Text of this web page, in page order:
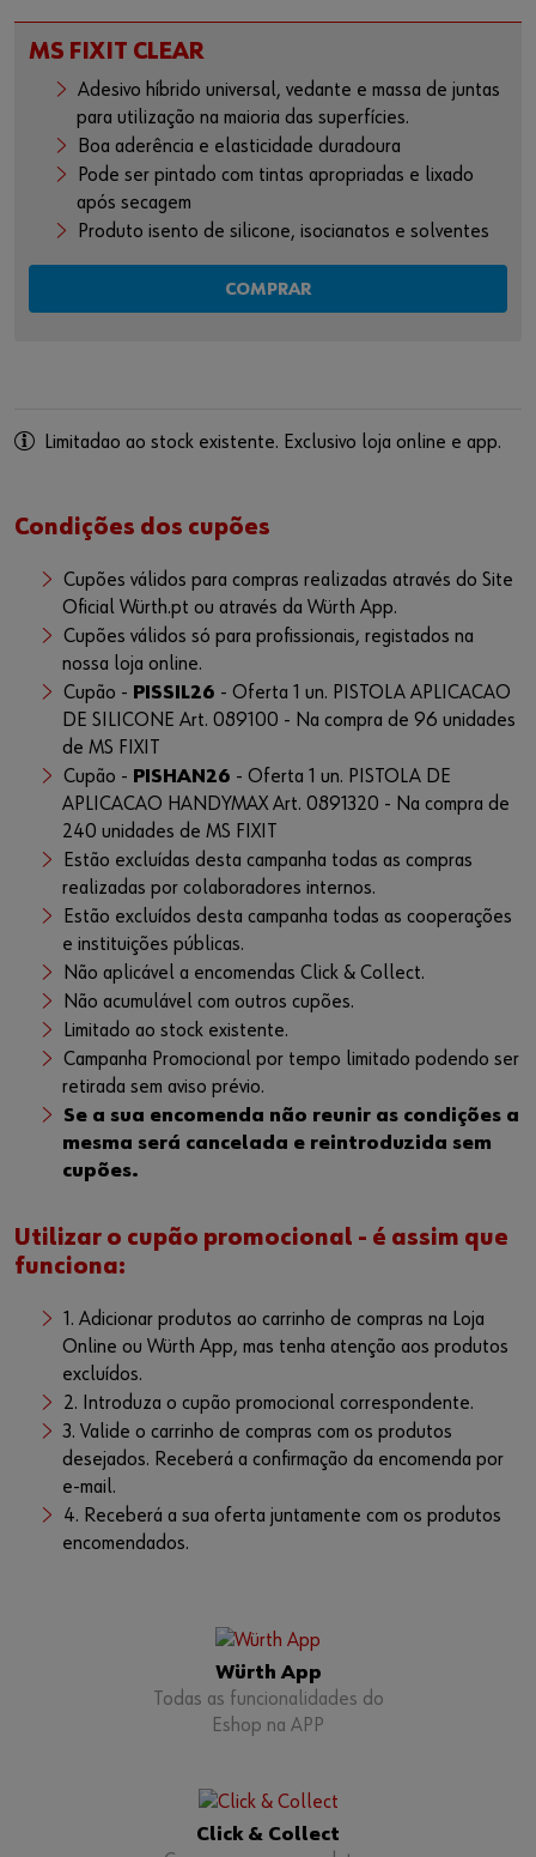
MS FIXIT CLEAR
Adesivo híbrido universal, vedante e massa de juntas
para utilização na maioria das superfícies.
Boa aderência e elasticidade duradoura
Pode ser pintado com tintas apropriadas e lixado
após secagem
Produto isento de silicone, isocianatos e solventes
COMPRAR
Limitadao ao stock existente. Exclusivo loja online e app.
Condições dos cupões
Cupões válidos para compras realizadas através do Site
Oficial Würth.pt ou através da Würth App.
Cupões válidos só para profissionais, registados na
nossa loja online.
Cupão - PISSIL26 - Oferta 1 un. PISTOLA APLICACAO
DE SILICONE Art. 089100 - Na compra de 96 unidades
de MS FIXIT
Cupão - PISHAN26 - Oferta 1 un. PISTOLA DE
APLICACAO HANDYMAX Art. 0891320 - Na compra de
240 unidades de MS FIXIT
Estão excluídas desta campanha todas as compras
realizadas por colaboradores internos.
Estão excluídos desta campanha todas as cooperações
e instituições públicas.
Não aplicável a encomendas Click & Collect.
Não acumulável com outros cupões.
Limitado ao stock existente.
Campanha Promocional por tempo limitado podendo ser
retirada sem aviso prévio.
Se a sua encomenda não reunir as condições a
mesma será cancelada e reintroduzida sem
cupões.
Utilizar o cupão promocional - é assim que
funciona:
1. Adicionar produtos ao carrinho de compras na Loja
Online ou Würth App, mas tenha atenção aos produtos
excluídos.
2. Introduza o cupão promocional correspondente.
3. Valide o carrinho de compras com os produtos
desejados. Receberá a confirmação da encomenda por
e-mail.
4. Receberá a sua oferta juntamente com os produtos
encomendados.
Würth App
Todas as funcionalidades do
Eshop na APP
Click & Collect